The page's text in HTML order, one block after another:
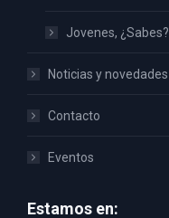
Jovenes, ¿Sabes?
Noticias y novedades
Contacto
Eventos
Estamos en: